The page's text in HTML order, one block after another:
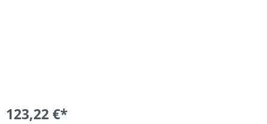
123,22 €*